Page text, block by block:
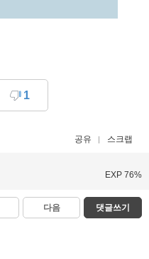
1
공유 스크랩
EXP 76%
다음 댓글쓰기